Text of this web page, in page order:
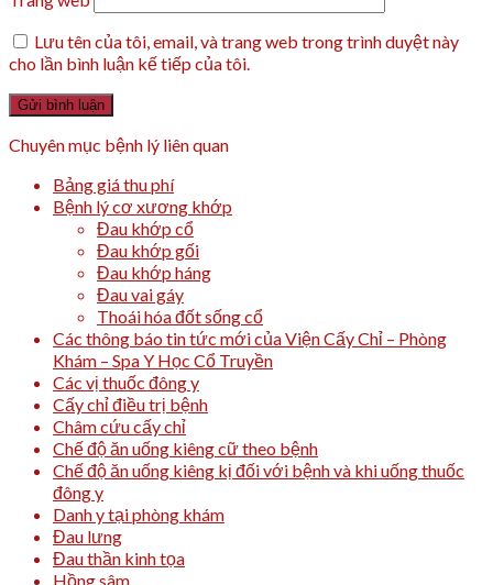
Lưu tên của tôi, email, và trang web trong trình duyệt này
cho lần bình luận kế tiếp của tôi.
Chuyên mục bệnh lý liên quan
Bảng giá thu phí
Bệnh lý cơ xương khớp
Đau khớp cổ
Đau khớp gối
Đau khớp háng
Đau vai gáy
Thoái hóa đốt sống cổ
Các thông báo tin tức mới của Viện Cấy Chỉ – Phòng
Khám – Spa Y Học Cổ Truyền
Các vị thuốc đông y
Cấy chỉ điều trị bệnh
Châm cứu cấy chỉ
Chế độ ăn uống kiêng cữ theo bệnh
Chế độ ăn uống kiêng kị đối với bệnh và khi uống thuốc
đông y
Danh y tại phòng khám
Đau lưng
Đau thần kinh tọa
Hồng sâm